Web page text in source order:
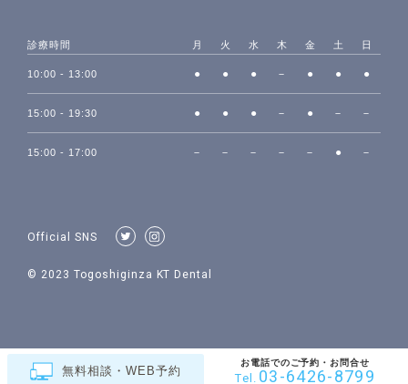
無料相談・WEB予約
お電話でのご予約・お問合せ
Tel. 03-6426-8799
診療時間 月 火 水 木 金 土 日
10:00 - 13:00 ● ● ● － ● ● ●
15:00 - 19:30 ● ● ● － ● － －
15:00 - 17:00 － － － － － ● －
Official SNS
© 2023 Togoshiginza KT Dental